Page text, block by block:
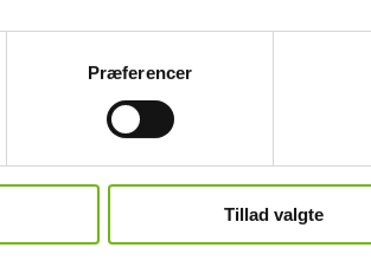
Præferencer
Tillad valgte
✓ To store ekstra batterier
✓ Tykke dyner, puder og sengetøj
✓ Gryder, pander og kogegrej